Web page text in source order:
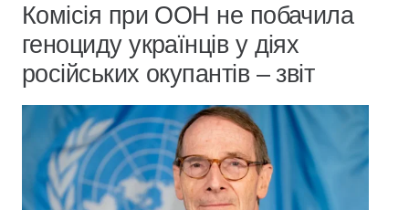
Комісія при ООН не побачила
геноциду українців у діях
російських окупантів – звіт